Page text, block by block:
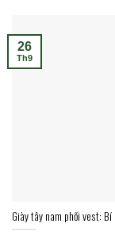
Giày tây nam phối vest:
26
Th9